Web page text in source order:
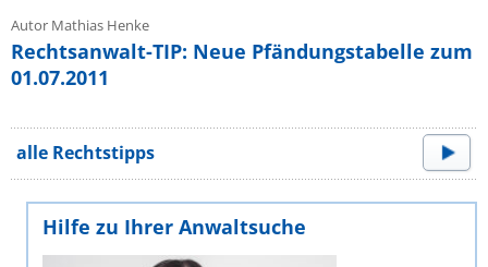
Autor Mathias Henke
Rechtsanwalt-TIP: Neue Pfändungstabelle zum
01.07.2011
alle Rechtstipps
Hilfe zu Ihrer Anwaltsuche